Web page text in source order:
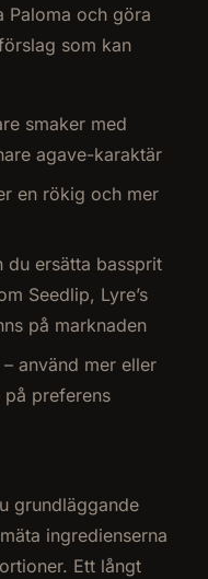
Paloma och göra
som kan
smaker med
agave-karaktär
en rökig och mer
du ersätta bassprit
Seedlip, Lyre’s
på marknaden
använd mer eller
preferens
grundläggande
ingredienserna
Ett långt